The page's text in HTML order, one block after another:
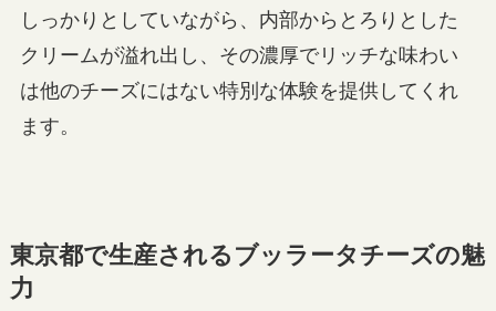
しっかりとしていながら、内部からとろりとした
クリームが溢れ出し、その濃厚でリッチな味わい
は他のチーズにはない特別な体験を提供してくれ
ます。
東京都で生産されるブッラータチーズの魅
力